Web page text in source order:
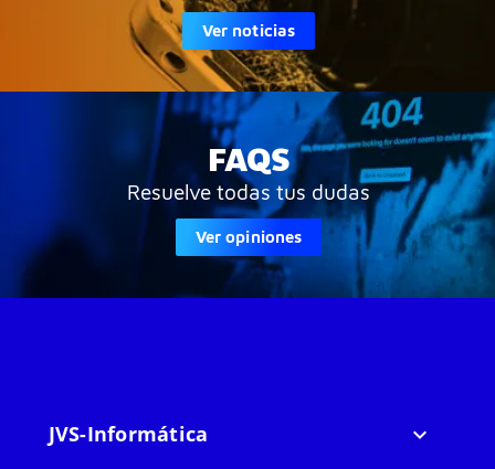
Ver noticias
FAQS
Resuelve todas tus dudas
Ver opiniones
JVS-Informática 